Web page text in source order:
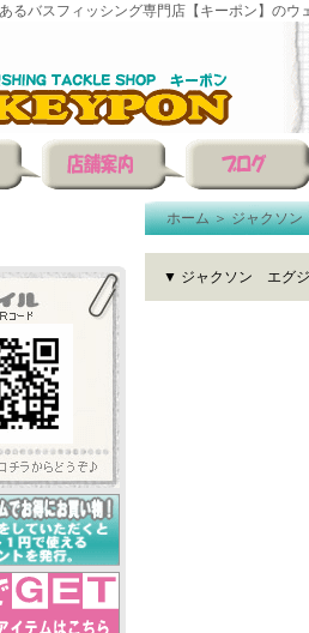
るバスフィッシング専門店【キーポン】のウ
ホーム＞ジャクソン
▼ ジャクソン エグ